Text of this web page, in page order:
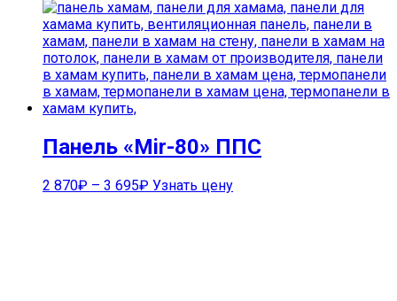
Панель «Mir-80» ППС
2 870₽ – 3 695₽ Узнать цену